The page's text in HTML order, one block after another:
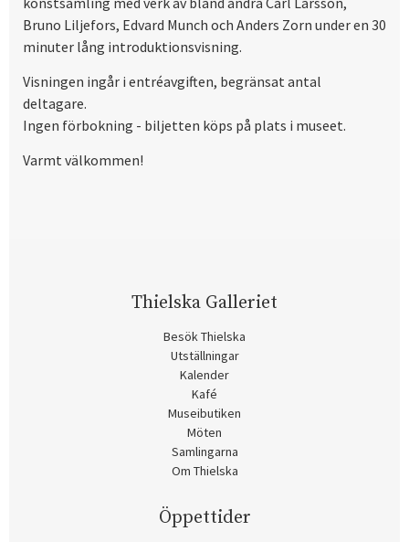
Bruno Liljefors, Edvard Munch och Anders Zorn under en 30
minuter lång introduktionsvisning.
Visningen ingår i entréavgiften, begränsat antal
deltagare.
Ingen förbokning - biljetten köps på plats i museet.
Varmt välkommen!
Thielska Galleriet
Besök Thielska
Utställningar
Kalender
Kafé
Museibutiken
Möten
Samlingarna
Om Thielska
Öppettider